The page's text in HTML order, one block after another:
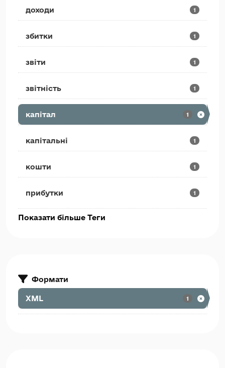
доходи 1
збитки 1
звіти 1
звітність 1
капітал 1
капітальні 1
кошти 1
прибутки 1
Показати більше Теги
Формати
XML 1